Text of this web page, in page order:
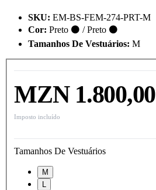
SKU: EM-BS-FEM-274-PRT-M
Cor: Preto ⚫ / Preto ⚫
Tamanhos De Vestuários: M
MZN 1.800,00
Imposto incluído
Tamanhos De Vestuários
M
L